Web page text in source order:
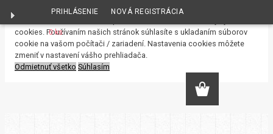
cookies. Používaním našich stránok súhlasíte s ukladaním súborov
cookie na vašom počítači / zariadení. Nastavenia cookies môžete
zmeniť v nastavení vášho prehliadača.
Odmietnuť všetko Súhlasím
PRIHLÁSENIE NOVÁ REGISTRÁCIA
0 ks